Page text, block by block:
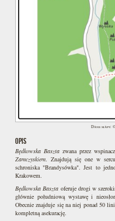
Dane mapy: ©
OPIS
Będkowska Baszta zwana przez
Zamczyskiem. Znajdują się one w
schroniska "Brandysówka". Jest to
Krakowem.
Będkowska Baszta oferuje drogi w
głównie południową wystawę i
Obecnie znajduje się na niej ponad 50
kompletną asekurację.